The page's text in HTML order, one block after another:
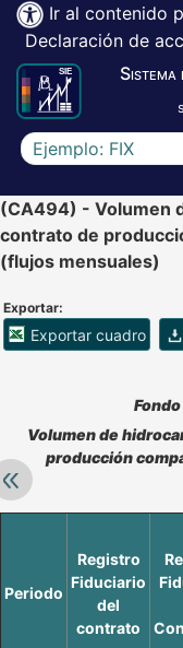
Ir al contenido
Declaración de
Sistema
Escriba el texto a
(CA494) - Volumen
contrato de
(flujos mensuales)
Exportar:
Exportar cuadro
Retroceder:
Accesibilidad de
Volumen de
producción
Periodo
Registro
Fiduciario
del
contrato